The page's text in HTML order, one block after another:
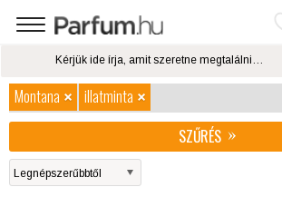
Montana
illatminta
SZŰRÉS